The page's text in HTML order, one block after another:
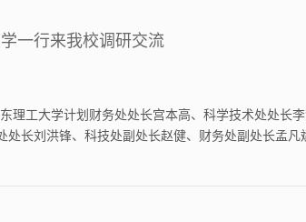
一行来我校调研交流
理工大学计划财务处处长宫本高、科学技术处处长
处长刘洪锋、科技处副处长赵健、财务处副处长孟